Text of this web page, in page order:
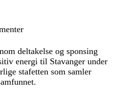
deltakelse og sponsing
energi til Stavanger under
stafetten som samler